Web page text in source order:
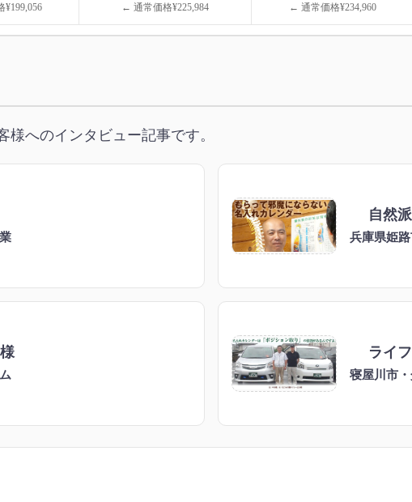
← 通常価格¥225,984 ← 通常価格¥234,960
へのインタビュー記事です。
自然
兵庫県姫
ライ
寝屋川市